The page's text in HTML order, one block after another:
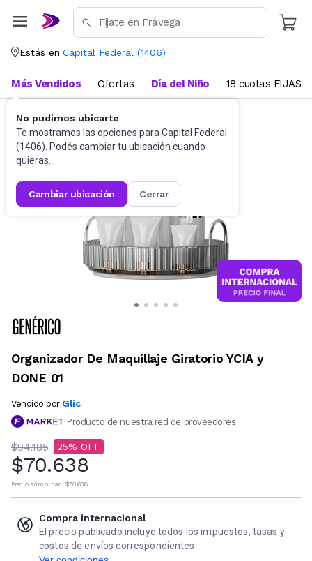
Estás en Capital Federal (1406)
No pudimos ubicarte
Te mostramos las opciones para Capital Federal
(1406). Podés cambiar tu ubicación cuando
quieras.
cambiar ubicación cerrar
Más Vendidos Ofertas Día del Niño 18 cuotas FIJAS
Belleza y Cuidado Corporal
Organizador De Maquillaje Giratorio YCIA y
DONE 01
Vendido por Glic
Producto de nuestra red de proveedores
$94.185 25
$70.638
Precio s/imp. nac. $70.638
Compra internacional
El precio publicado incluye todos los impuestos, tasas y
costos de envíos correspondientes